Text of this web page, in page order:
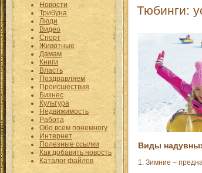
Новости
Трибуна
Люди
Видео
Спорт
Животные
Дамам
Книги
Власть
Поздравляем
Происшествия
Бизнес
Культура
Недвижимость
Работа
Обо всем понемногу
Интернет
Полезные ссылки
Как добавить новость
Каталог файлов
Тюбинги:
Виды
1. Зимние –